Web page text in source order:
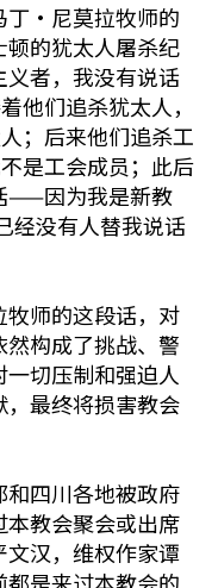
丁·尼莫拉牧师的
的犹太人屠杀纪
者，我没有说话
们追杀犹太人，
；后来他们追杀工
是工会成员；此后
——因为我是新教
经没有人替我说话
师的这段话，对
构成了挑战、警
切压制和强迫人
最终将损害教会
四川各地被政府
教会聚会或出席
汉，维权作家谭